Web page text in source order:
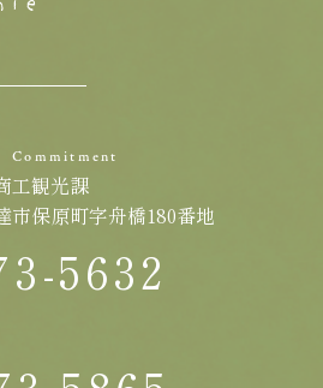
Commitment
観光課
市保原町字舟橋180番地
5632